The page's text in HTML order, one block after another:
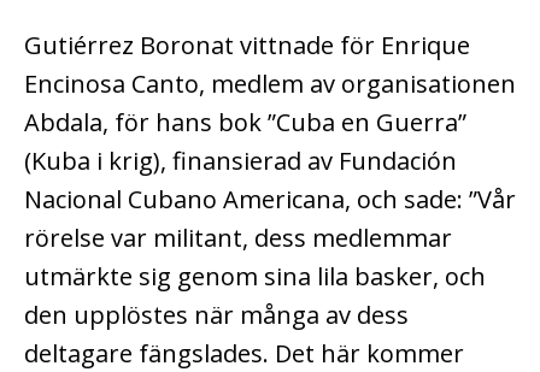
Gutiérrez Boronat vittnade för Enrique
Encinosa Canto, medlem av organisationen
Abdala, för hans bok ”Cuba en Guerra”
(Kuba i krig), finansierad av Fundación
Nacional Cubano Americana, och sade: ”Vår
rörelse var militant, dess medlemmar
utmärkte sig genom sina lila basker, och
den upplöstes när många av dess
deltagare fängslades. Det här kommer